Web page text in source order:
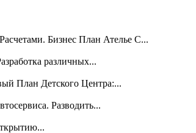
Бизнес План Ателье С...
различных...
План Детского Центра:...
Разводить...